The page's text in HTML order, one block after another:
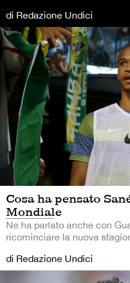
di Redazione Undici
Cosa ha pensato
Mondiale
Ne ha parlato anche con
ricominciare la nuova
di Redazione Undici